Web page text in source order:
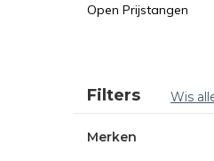
Open Prijstangen
Sorteren op:
Filters Wis
Merken